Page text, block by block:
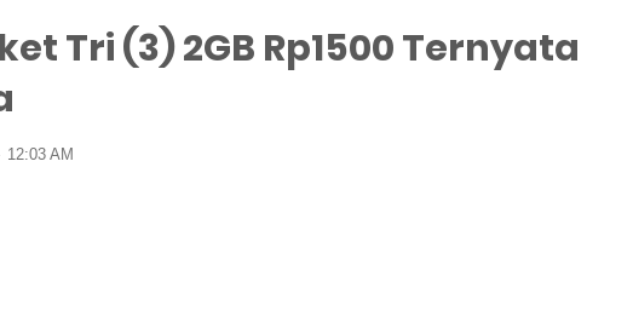
Tri (3) 2GB Rp1500 Ternyata
12:03 AM